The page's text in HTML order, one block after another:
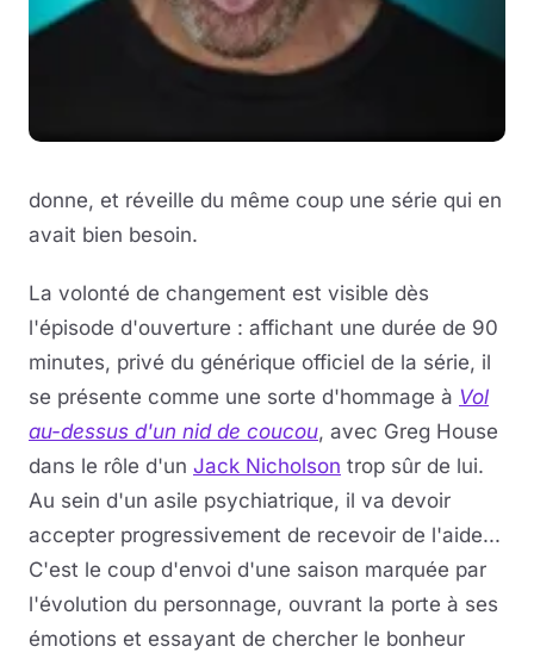
donne, et réveille du même coup une série qui en
avait bien besoin.
La volonté de changement est visible dès
l'épisode d'ouverture : affichant une durée de 90
minutes, privé du générique officiel de la série, il
se présente comme une sorte d'hommage à Vol
au-dessus d'un nid de coucou, avec Greg House
dans le rôle d'un Jack Nicholson trop sûr de lui.
Au sein d'un asile psychiatrique, il va devoir
accepter progressivement de recevoir de l'aide...
C'est le coup d'envoi d'une saison marquée par
l'évolution du personnage, ouvrant la porte à ses
émotions et essayant de chercher le bonheur